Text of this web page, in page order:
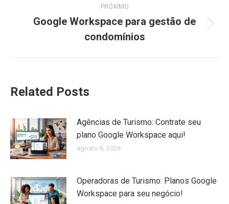
PRÓXIMO
Próximo
post:
Google Workspace para gestão de
condomínios
Related Posts
Agências de Turismo: Contrate seu
plano Google Workspace aqui!
agosto 6, 2026
Operadoras de Turismo: Planos Google
Workspace para seu negócio!